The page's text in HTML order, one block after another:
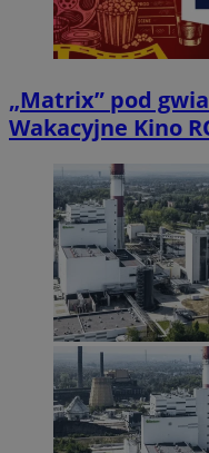
„Matrix” pod
Wakacyjne Kino